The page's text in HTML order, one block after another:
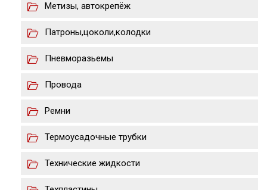
Метизы, автокрепёж
Патроны,цоколи,колодки
Пневморазьемы
Провода
Ремни
Термоусадочные трубки
Технические жидкости